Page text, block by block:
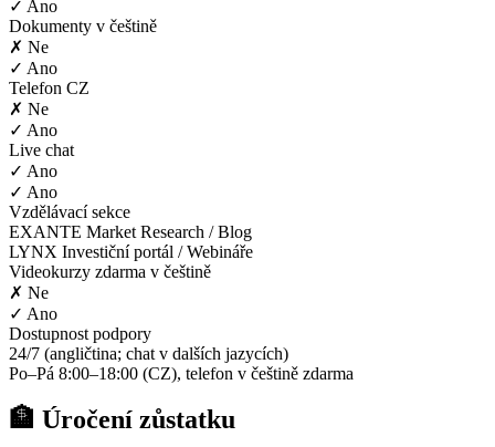
✓ Ano
Dokumenty v češtině
✗ Ne
✓ Ano
Telefon CZ
✗ Ne
✓ Ano
Live chat
✓ Ano
✓ Ano
Vzdělávací sekce
EXANTE Market Research / Blog
LYNX Investiční portál / Webináře
Videokurzy zdarma v češtině
✗ Ne
✓ Ano
Dostupnost podpory
24/7 (angličtina; chat v dalších jazycích)
Po–Pá 8:00–18:00 (CZ), telefon v češtině zdarma
🏦 Úročení zůstatku